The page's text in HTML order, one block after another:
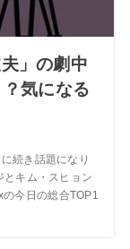
」の劇中
気になる
続き話題になり
とキム・スヒョン
今日の総合TOP1